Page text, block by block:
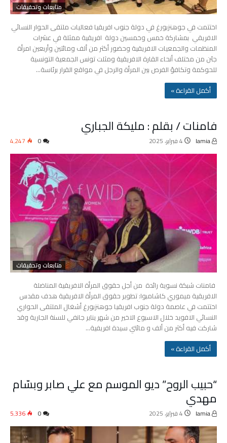
متابعات وتحقيقات
اختتمت في جوهنزبورغ في دولة جنوب افريقيا فعاليات ملتقى الحوار النسائي
الافريقي بمشاركة خمس وخمسين دولة افريقية ممثلة في عشرات
المنظمات والجمعيات الافريقية وحضور أكثر من ألف ومائتين وأربعين امرأة
جئن من مختلف أنحاء القارة الافريقية ومثلت تونس الجمعية التونسية
للحوكمة وتكافؤ الفرص بين المرأة والرجل في مواقع القرار برئاسة…
‫أكمل القراءة »‬
فامنات / بقلم : مليكة الجباري
4 فبراير، 2025 4٬247
متابعات وتحقيقات
فامنات شبكة نسوية رائدة من أجل حقوق المرأة الافريقية المناضلة
الافريقية ميموري كاشامبوا: تطوير حقوق المرأة الافريقية هدف مقدس
اختتمت في عاصمة دولة جنوب افريقيا جوهنزبورغ أشغال الملتقى الحواري
النسائي الافويد خلال الاسبوع الاخير من شهر يناير جانفي للسنة الجارية وقد
شاركت فيه أكثر من ألف و مائتي سيدة افريفية…
‫أكمل القراءة »‬
“حبيب الروح” ديو الموسم مع علي صابر وبسّام
مهدي
4 فبراير، 2025 5٬336